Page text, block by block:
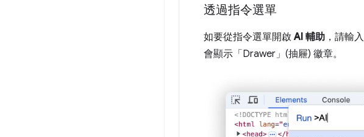
透過指令選單
如要從指令選單開啟AI 輔助 ，請輸入
會顯示「Drawer」(抽屜) 徽章。